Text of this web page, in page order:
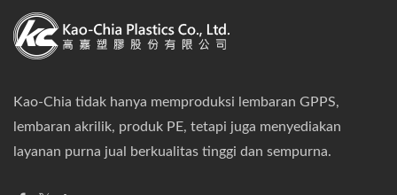
Kao-Chia tidak hanya memproduksi lembaran GPPS,
lembaran akrilik, produk PE, tetapi juga menyediakan
layanan purna jual berkualitas tinggi dan sempurna.